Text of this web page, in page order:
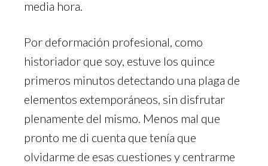
media hora.
Por deformación profesional, como
historiador que soy, estuve los quince
primeros minutos detectando una plaga de
elementos extemporáneos, sin disfrutar
plenamente del mismo. Menos mal que
pronto me di cuenta que tenía que
olvidarme de esas cuestiones y centrarme